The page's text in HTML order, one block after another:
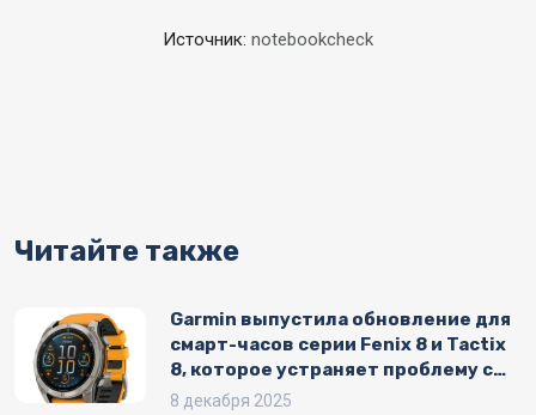
Источник: notebookcheck
Читайте также
Garmin выпустила обновление для
смарт-часов серии Fenix 8 и Tactix
8, которое устраняет проблему с
вибрацией
8 декабря 2025